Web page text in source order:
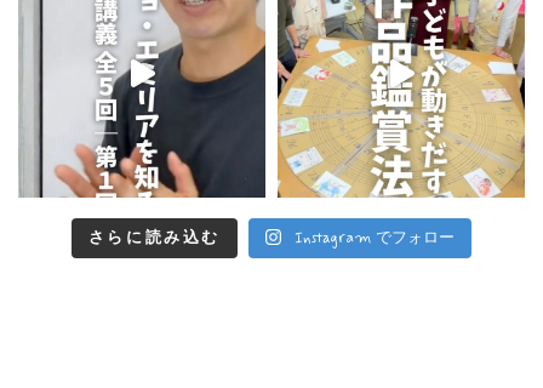
さらに読み込む Instagram でフォロー